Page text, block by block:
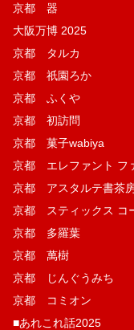
京都 器
大阪万博 2025
京都 タルカ
京都 祇園ろか
京都 ふくや
京都 初訪問
京都 菓子wabiya
京都 エレファント フ
京都 アスタルテ書茶
京都 スティックス コ
京都 多羅葉
京都 萬樹
京都 じんぐうみち
京都 コミオン
■あれこれ話2025